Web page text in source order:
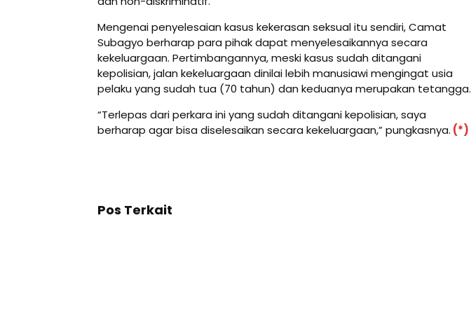
Mengenai penyelesaian kasus kekerasan seksual itu sendiri, Camat
Subagyo berharap para pihak dapat menyelesaikannya secara
kekeluargaan. Pertimbangannya, meski kasus sudah ditangani
kepolisian, jalan kekeluargaan dinilai lebih manusiawi mengingat usia
pelaku yang sudah tua (70 tahun) dan keduanya merupakan tetangga.
“Terlepas dari perkara ini yang sudah ditangani kepolisian, saya
berharap agar bisa diselesaikan secara kekeluargaan,” pungkasnya. (*)
Pos Terkait